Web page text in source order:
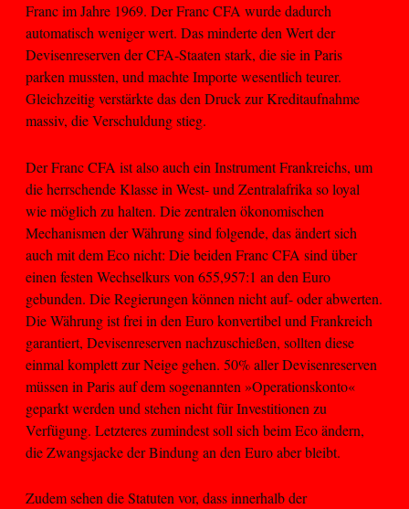
Franc im Jahre 1969. Der Franc CFA wurde dadurch
automatisch weniger wert. Das minderte den Wert der
Devisenreserven der CFA-Staaten stark, die sie in Paris
parken mussten, und machte Importe wesentlich teurer.
Gleichzeitig verstärkte das den Druck zur Kreditaufnahme
massiv, die Verschuldung stieg.
Der Franc CFA ist also auch ein Instrument Frankreichs, um
die herrschende Klasse in West- und Zentralafrika so loyal
wie möglich zu halten. Die zentralen ökonomischen
Mechanismen der Währung sind folgende, das ändert sich
auch mit dem Eco nicht: Die beiden Franc CFA sind über
einen festen Wechselkurs von 655,957:1 an den Euro
gebunden. Die Regierungen können nicht auf- oder abwerten.
Die Währung ist frei in den Euro konvertibel und Frankreich
garantiert, Devisenreserven nachzuschießen, sollten diese
einmal komplett zur Neige gehen. 50% aller Devisenreserven
müssen in Paris auf dem sogenannten »Operationskonto«
geparkt werden und stehen nicht für Investitionen zu
Verfügung. Letzteres zumindest soll sich beim Eco ändern,
die Zwangsjacke der Bindung an den Euro aber bleibt.
Zudem sehen die Statuten vor, dass innerhalb der